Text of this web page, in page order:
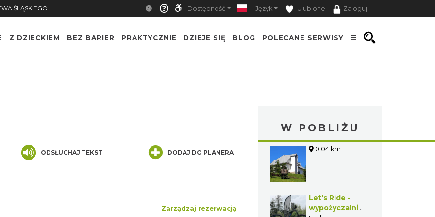
ŚLĄSKIEGO Dostępność Język Ulubione Zaloguj
Z DZIECKIEM BEZ BARIER PRAKTYCZNIE DZIEJE SIĘ BLOG POLECANE SERWISY
ODSŁUCHAJ TEKST DODAJ DO PLANERA
Zarządzaj rezerwacją
W POBLIŻU
0.04 km
Let's Ride -
wypożyczalnia